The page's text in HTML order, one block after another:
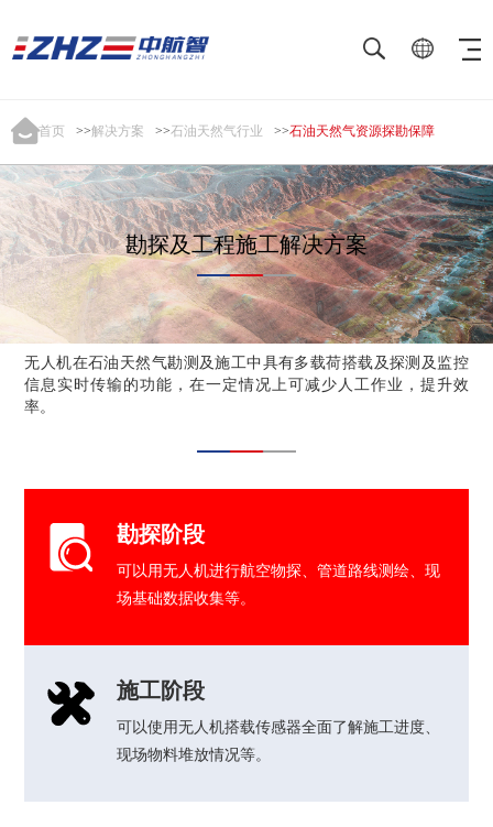
首页 >>解决方案 >>石油天然气行业 >>石油天然气资源探勘保障
勘探及工程施工解决方案
无人机在石油天然气勘测及施工中具有多载荷搭载及探测及监控
信息实时传输的功能，在一定情况上可减少人工作业，提升效
率。
勘探阶段
可以用无人机进行航空物探、管道路线测绘、现
场基础数据收集等。
施工阶段
可以使用无人机搭载传感器全面了解施工进度、
现场物料堆放情况等。